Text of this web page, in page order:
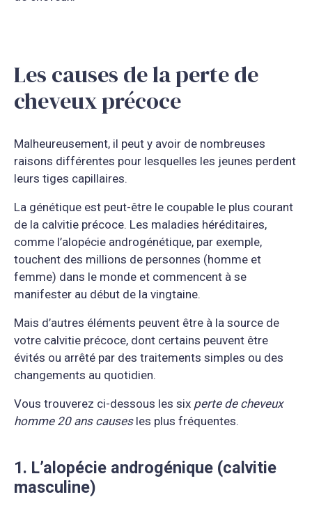
Les causes de la perte de
cheveux précoce
Malheureusement, il peut y avoir de nombreuses
raisons différentes pour lesquelles les jeunes perdent
leurs tiges capillaires.
La génétique est peut-être le coupable le plus courant
de la calvitie précoce. Les maladies héréditaires,
comme l’alopécie androgénétique, par exemple,
touchent des millions de personnes (homme et
femme) dans le monde et commencent à se
manifester au début de la vingtaine.
Mais d’autres éléments peuvent être à la source de
votre calvitie précoce, dont certains peuvent être
évités ou arrêté par des traitements simples ou des
changements au quotidien.
Vous trouverez ci-dessous les six perte de cheveux
homme 20 ans causesles plus fréquentes.
1. L’alopécie androgénique (calvitie
masculine)